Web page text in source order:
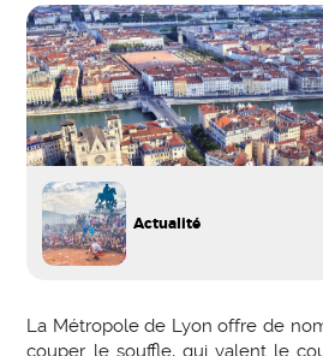
Actualité
La Métropole de Lyon offre de
couper le souffle, qui valent le